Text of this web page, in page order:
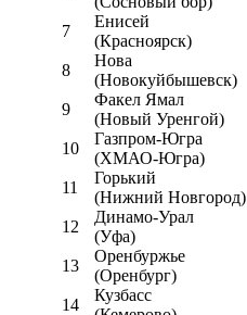
7
Енисей
(Красноярск)
8
Нова
(Новокуйбышевск)
9
Факел Ямал
(Новый Уренгой)
10
Газпром-Югра
(ХМАО-Югра)
11
Горький
(Нижний Новгород)
12
Динамо-Урал
(Уфа)
13
Оренбуржье
(Оренбург)
14
Кузбасс